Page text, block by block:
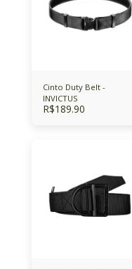
Cinto Duty Belt -
INVICTUS
R$189.90